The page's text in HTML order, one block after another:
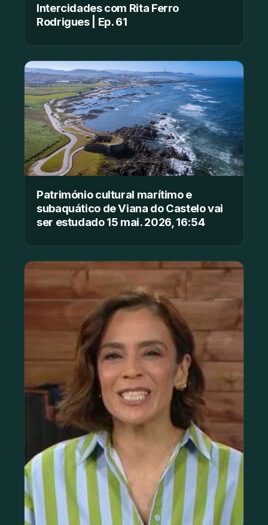
Intercidades com Rita Ferro
Rodrigues | Ep. 61
Património cultural marítimo e
subaquático de Viana do Castelo vai
ser estudado 15 mai. 2026, 16:54